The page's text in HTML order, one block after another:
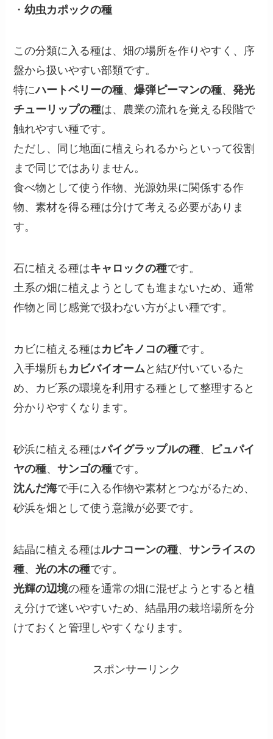
・幼虫カポックの種
この分類に入る種は、畑の場所を作りやすく、序
盤から扱いやすい部類です。
特にハートベリーの種、爆弾ピーマンの種、発光
チューリップの種は、農業の流れを覚える段階で
触れやすい種です。
ただし、同じ地面に植えられるからといって役割
まで同じではありません。
食べ物として使う作物、光源効果に関係する作
物、素材を得る種は分けて考える必要がありま
す。
石に植える種はキャロックの種です。
土系の畑に植えようとしても進まないため、通常
作物と同じ感覚で扱わない方がよい種です。
カビに植える種はカビキノコの種です。
入手場所も カビバイオームと結び付いているた
め、カビ系の環境を利用する種として整理すると
分かりやすくなります。
砂浜に植える種はパイグラップルの種、
ピュパイ
ヤの種、サンゴの種です。
沈んだ海で手に入る作物や素材とつながるため、
砂浜を畑として使う意識が必要です。
結晶に植える種はルナコーンの種、サンライスの
種、光の木の種です。
光輝の辺境の種を通常の畑に混ぜようとすると植
え分けで迷いやすいため、結晶用の栽培場所を分
けておくと管理しやすくなります。
スポンサーリンク